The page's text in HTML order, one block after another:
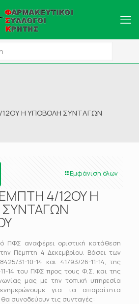
12ΟΥ Η ΥΠΟΒΟΛΗ ΣΥΝΤΑΓΩΝ
Εμφάνιση όλων
4/12ΟΥ Η
ΠΦΣ αναφέρει οριστική κατάθεση
Πέμπτη 4 Δεκεμβρίου. Βάσει των
31-10-14 και 41793/26-11-14, της
14 του ΠΦΣ προς τους Φ.Σ. και της
μας με την τοπική υπηρεσία
για τα απαραίτητα
θα συνοδεύουν τις συνταγές: